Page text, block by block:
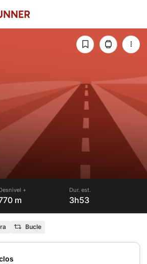
+
m
Dur. est.
3h53
Bucle